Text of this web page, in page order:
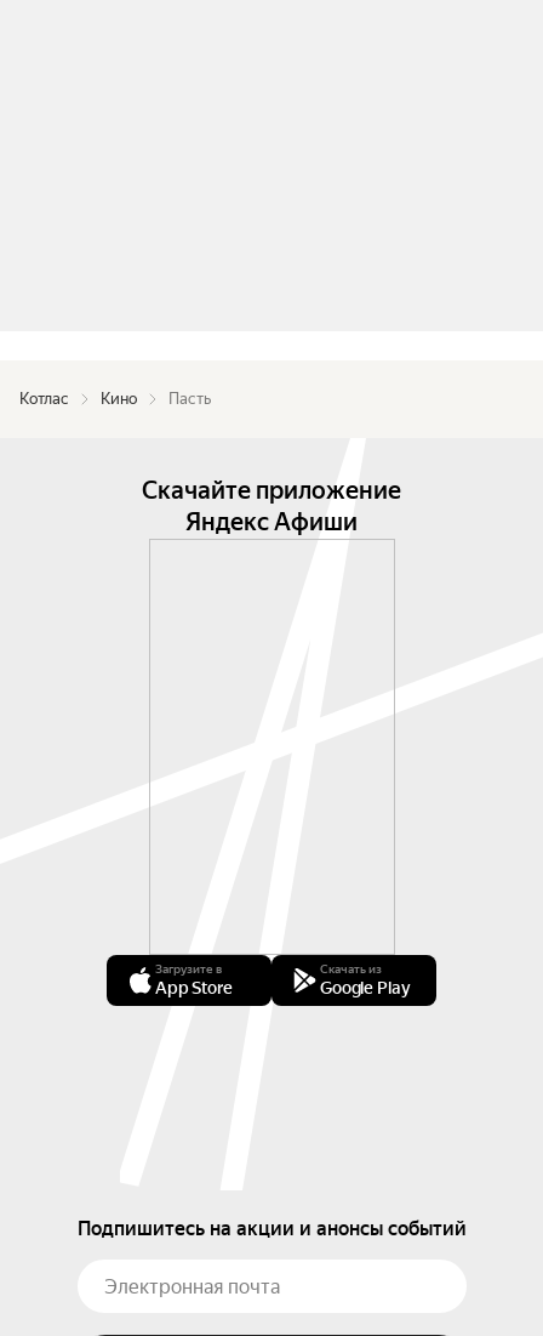
Котлас Кино Пасть
Скачайте приложение
Яндекс Афиши
Загрузите в
App Store
Скачать из
Google Play
Подпишитесь на акции и анонсы событий